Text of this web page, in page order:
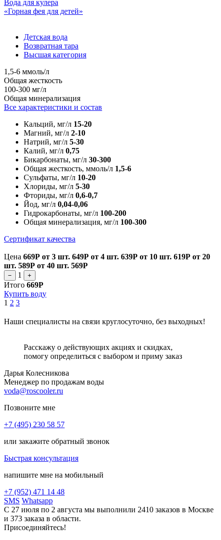
Вода для кулера
«Горная фея для детей»
Детская вода
Возвратная тара
Высшая категория
1,5-6 ммоль/л
Общая жесткость
100-300 мг/л
Общая минерализация
Все характеристики и состав
Кальций, мг/л 15-20
Магний, мг/л 2-10
Натрий, мг/л 5-30
Калий, мг/л 0,75
Бикарбонаты, мг/л 30-300
Общая жесткость, ммоль/л 1,5-6
Сульфаты, мг/л 10-20
Хлориды, мг/л 5-30
Фториды, мг/л 0,6-0,7
Йод, мг/л 0,04-0,06
Гидрокарбонаты, мг/л 100-200
Общая минерализация, мг/л 100-300
Сертификат качества
Цена 669Р от 3 шт. 649Р от 4 шт. 639Р от 10 шт. 619Р от 20
шт. 589Р от 40 шт. 569Р
− 1 +
Итого 669Р
Купить воду
1 2 3
Наши специалисты на связи круглосуточно, без выходных!
Расскажу о действующих акциях и скидках,
помогу определиться с выбором и приму заказ
Дарья Колесникова
Менеджер по продажам воды
voda@roscooler.ru
Позвоните мне
+7 (495) 230 58 57
или закажите обратный звонок
Быстрая консультация
напишите мне на мобильный
+7 (952) 471 14 48
SMS Whatsapp
С 27 июля по 2 августа мы выполнили 2410 заказов в Москве
и 373 заказа в области.
Присоединяйтесь!